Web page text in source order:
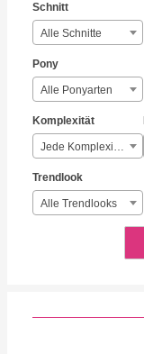
Schnitt
Alle Schnitte
Pony
Alle Ponyarten
Komplexität
Jede Komplexität
Trendlook
Alle Trendlooks